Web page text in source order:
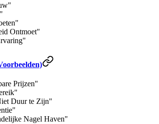
Ontmoet"
Prijzen"
Duur te Zijn"
Nagel Haven"